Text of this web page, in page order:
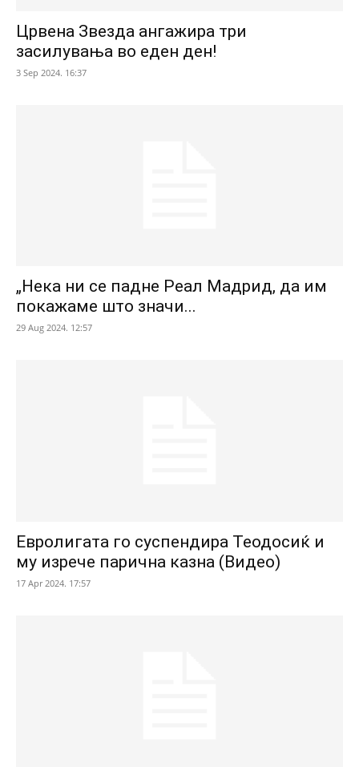
Црвена Звезда ангажира три
засилувања во еден ден!
3 Sep 2024. 16:37
„Нека ни се падне Реал Мадрид, да им
покажаме што значи...
29 Aug 2024. 12:57
Евролигата го суспендира Теодосиќ и
му изрече парична казна (Видео)
17 Apr 2024. 17:57